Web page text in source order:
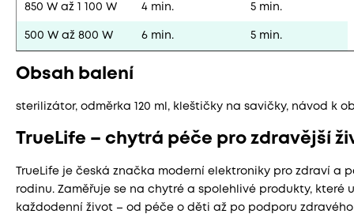
850 W až 1 100 W 4 min. 5 min.
500 W až 800 W 6 min. 5 min.
Obsah balení
sterilizátor, odměrka 120 ml, kleštičky na savičky, návod k
TrueLife – chytrá péče pro zdravější
TrueLife je česká značka moderní elektroniky pro zdraví a
rodinu. Zaměřuje se na chytré a spolehlivé produkty, které
každodenní život – od péče o děti až po podporu